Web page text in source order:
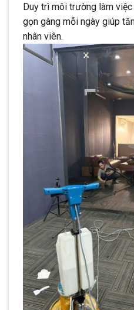
Duy trì môi trường làm
gọn gàng mỗi ngày giúp
nhân viên.